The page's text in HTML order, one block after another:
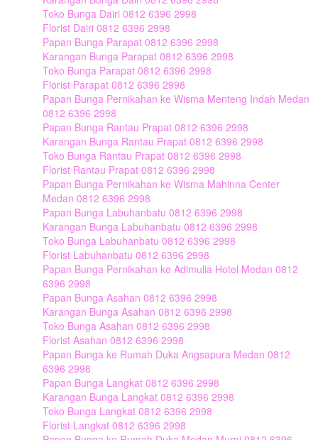
Toko Bunga Dairi 0812 6396 2998
Florist Dairi 0812 6396 2998
Papan Bunga Parapat 0812 6396 2998
Karangan Bunga Parapat 0812 6396 2998
Toko Bunga Parapat 0812 6396 2998
Florist Parapat 0812 6396 2998
Papan Bunga Pernikahan ke Wisma Menteng Indah Medan
0812 6396 2998
Papan Bunga Rantau Prapat 0812 6396 2998
Karangan Bunga Rantau Prapat 0812 6396 2998
Toko Bunga Rantau Prapat 0812 6396 2998
Florist Rantau Prapat 0812 6396 2998
Papan Bunga Pernikahan ke Wisma Mahinna Center
Medan 0812 6396 2998
Papan Bunga Labuhanbatu 0812 6396 2998
Karangan Bunga Labuhanbatu 0812 6396 2998
Toko Bunga Labuhanbatu 0812 6396 2998
Florist Labuhanbatu 0812 6396 2998
Papan Bunga Pernikahan ke Adimulia Hotel Medan 0812
6396 2998
Papan Bunga Asahan 0812 6396 2998
Karangan Bunga Asahan 0812 6396 2998
Toko Bunga Asahan 0812 6396 2998
Florist Asahan 0812 6396 2998
Papan Bunga ke Rumah Duka Angsapura Medan 0812
6396 2998
Papan Bunga Langkat 0812 6396 2998
Karangan Bunga Langkat 0812 6396 2998
Toko Bunga Langkat 0812 6396 2998
Florist Langkat 0812 6396 2998